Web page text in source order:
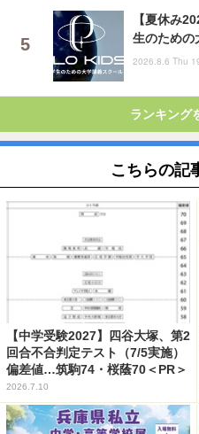
【夏休み
生のための
2026.8.6 Thu
ランキング
こちらの記
【中学受験2027】四谷大塚、第2
回合不合判定テスト（7/5実施）
偏差値…筑駒74・桜蔭70＜PR＞
2026.7.10